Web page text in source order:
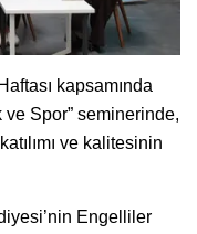
kapsamında
Spor” seminerinde,
ve kalitesinin
Engelliler